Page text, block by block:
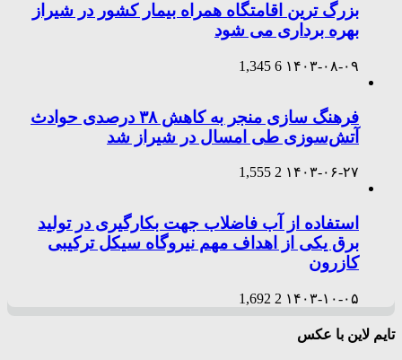
بزرگ ترین اقامتگاه همراه بیمار کشور در شیراز
بهره برداری می شود
۱۴۰۳-۰۸-۰۹ 6
1,345
فرهنگ سازی منجر به کاهش ۳۸ درصدی حوادث
آتش‌سوزی طی امسال در شیراز شد
۱۴۰۳-۰۶-۲۷ 2
1,555
استفاده از آب فاضلاب جهت بکارگیری در تولید
برق یکی از اهداف مهم نیروگاه سیکل ترکیبی
کازرون
۱۴۰۳-۱۰-۰۵ 2
1,692
تایم لاین با عکس